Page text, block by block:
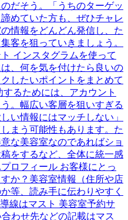
だそう。「うちのターゲッ
めていた方も、ぜひチャレ
情報をどんどん発信し、た
客を狙っていきましょう。
インスタグラムを使って
、何を気を付けたら良いの
したいポイントをまとめて
るためには、アカウント
。幅広い客層を狙いすぎる
い情報にはマッチしない」
まう可能性もあります。た
な美容室なのであればショ
をするなど、全体に統一感
ロフィール お客様にとっ
か？美容室情報（住所や店
等、読み手に伝わりやすく
線はマスト 美容室予約サ
わせ先などの記載はマス